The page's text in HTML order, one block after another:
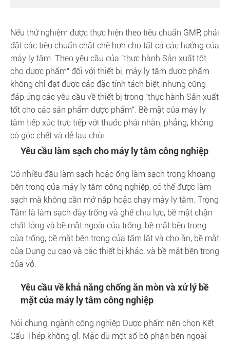
Nếu thử nghiệm được thực hiện theo tiêu chuẩn GMP, phải
đặt các tiêu chuẩn chặt chẽ hơn cho tất cả các hướng của
máy ly tâm. Theo yêu cầu của "thực hành Sản xuất tốt
cho dược phẩm" đối với thiết bị, máy ly tâm dược phẩm
không chỉ đạt được các đặc tính tách biệt, nhưng cũng
đáp ứng các yêu cầu về thiết bị trong "thực hành Sản xuất
tốt cho các sản phẩm dược phẩm". Bề mặt của máy ly
tâm tiếp xúc trực tiếp với thuốc phải nhẵn, phẳng, không
có góc chết và dễ lau chùi.
Yêu cầu làm sạch cho máy ly tâm công nghiệp
Có nhiều đầu làm sạch hoặc ống làm sạch trong khoang
bên trong của máy ly tâm công nghiệp, có thể được làm
sạch mà không cần mở nắp hoặc chạy máy ly tâm. Trọng
Tâm là làm sạch đáy trống và ghế chịu lực, bề mặt chặn
chất lỏng và bề mặt ngoài của trống, bề mặt bên trong
của trống, bề mặt bên trong của tấm lật và cho ăn, bề mặt
của Dụng cụ cạo và các thiết bị khác, và bề mặt bên trong
của vỏ.
Yêu cầu về khả năng chống ăn mòn và xử lý bề
mặt của máy ly tâm công nghiệp
Nói chung, ngành công nghiệp Dược phẩm nên chọn Kết
Cấu Thép không gỉ. Mặc dù một số bộ phận bên ngoài